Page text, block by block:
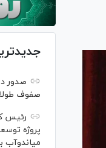
صدور
صفوف
رئیس
پروژه
میاندوآب